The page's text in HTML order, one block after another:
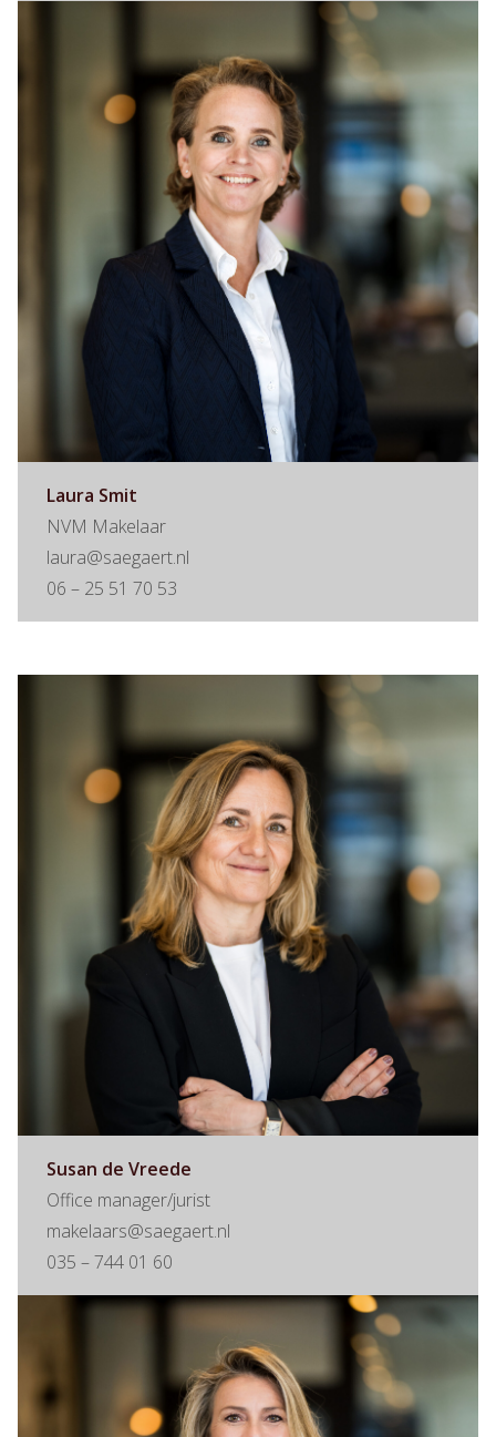
Laura Smit
NVM Makelaar
laura@saegaert.nl
06 – 25 51 70 53
Susan de Vreede
Office manager/jurist
makelaars@saegaert.nl
035 – 744 01 60